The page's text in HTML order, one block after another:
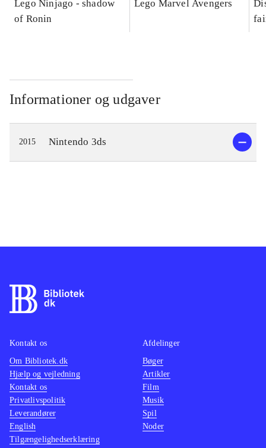
Lego Ninjago - shadow
of Ronin
Lego Marvel Avengers
Informationer og udgaver
2015 Nintendo 3ds
Kontakt os
Om Bibliotek.dk
Hjælp og vejledning
Kontakt os
Privatlivspolitik
Leverandører
English
Tilgængelighedserklæring
Afdelinger
Bøger
Artikler
Film
Musik
Spil
Noder